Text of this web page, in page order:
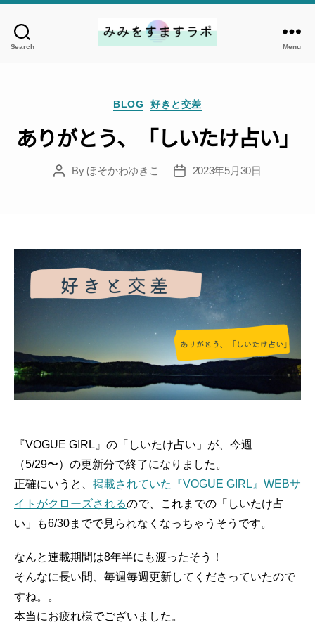
Search
す
す
ボ
Menu
Categories
BLOG 好きと交差
ありがとう、「しいたけ占い」
PostBy ほそかわゆきこ
Post2023年5月30日
『VOGUE GIRL』の「しいたけ占い」が、今週
（5/29〜）の更新分で終了になりました。
正確にいうと、 掲載されていた『VOGUE GIRL』WEBサ
イトがクローズされるので、これまでの「しいたけ占
い」も6/30までで見られなくなっちゃうそうです。
なんと連載期間は8年半にも渡ったそう！
そんなに長い間、毎週毎週更新してくださっていたので
すね。。
本当にお疲れ様でございました。